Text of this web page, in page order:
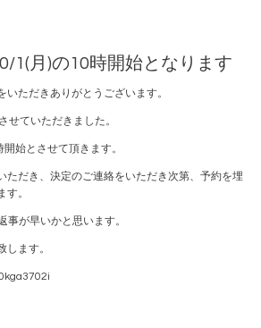
1(月)の10時開始となります
ただきありがとうございます。
せていただきました。
始とさせて頂きます。
ただき、決定のご連絡をいただき次第、予約を埋
す。
事が早いかと思います。
します。